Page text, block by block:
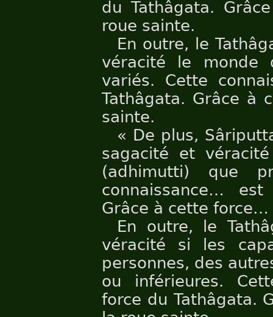
du Tathâgata.
roue sainte.
En outre, le
véracité le monde
variés. Cette
Tathâgata. Grâce à
sainte.
« De plus,
sagacité et
(adhimutti) que
connaissance…
Grâce à cette
En outre, le
véracité si les
personnes, des
ou inférieures.
force du Tathâgata.